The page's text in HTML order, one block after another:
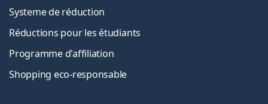
Systeme de réduction
Réductions pour les étudiants
Programme d'affiliation
Shopping eco-responsable